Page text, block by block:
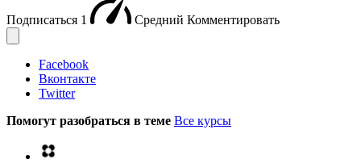
Подписаться 1 Средний Комментировать
Facebook
Вконтакте
Twitter
Помогут разобраться в теме Все курсы